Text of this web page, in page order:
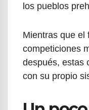
los pueblos
Mientras que el
competiciones
después, estas
con su propio